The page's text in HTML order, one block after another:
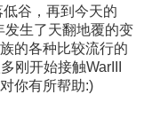
谷，再到今天的
发生了天翻地覆的变
的各种比较流行的
刚开始接触WarIII
你有所帮助:)